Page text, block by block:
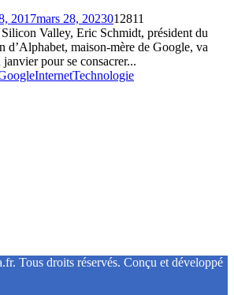
2017mars 28, 2023012811
Valley, Eric Schmidt, président du
d’Alphabet, maison-mère de Google, va
pour se consacrer...
InternetTechnologie
Tous droits réservés. Conçu et développé